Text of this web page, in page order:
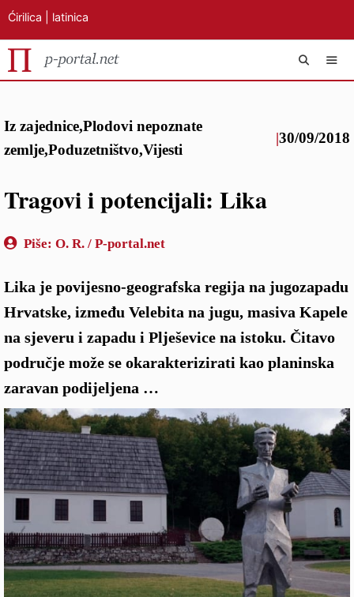
sadržaj
Ćirilica latinica
Iz zajednice,Plodovi nepoznate
zemlje,Poduzetništvo,Vijesti
|30/09/2018
Tragovi i potencijali: Lika
Piše: O. R. / P-portal.net
Lika je povijesno‑geografska regija na jugozapadu
Hrvatske, između Velebita na jugu, masiva Kapele
na sjeveru i zapadu i Plješevice na istoku. Čitavo
područje može se okarakterizirati kao planinska
zaravan podijeljena …